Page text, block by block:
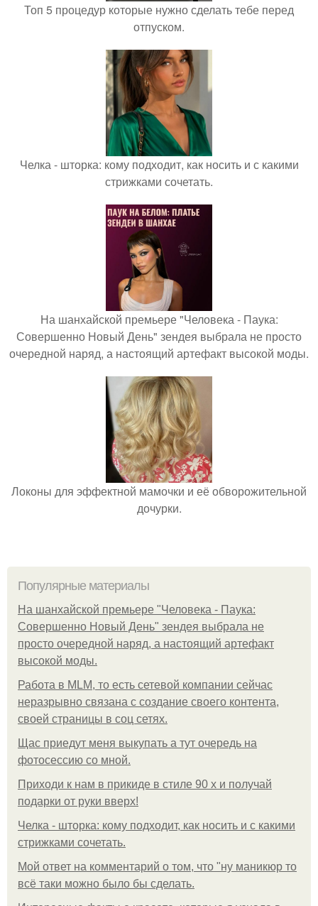
Топ 5 процедур которые нужно сделать тебе перед
отпуском.
Челка - шторка: кому подходит, как носить и с какими
стрижками сочетать.
На шанхайской премьере "Человека - Паука:
Совершенно Новый День" зендея выбрала не просто
очередной наряд, а настоящий артефакт высокой моды.
Локоны для эффектной мамочки и её обворожительной
дочурки.
Популярные материалы
На шанхайской премьере "Человека - Паука:
Совершенно Новый День" зендея выбрала не
просто очередной наряд, а настоящий артефакт
высокой моды.
Работа в MLM, то есть сетевой компании сейчас
неразрывно связана с создание своего контента,
своей страницы в соц сетях.
Щас приедут меня выкупать а тут очередь на
фотосессию со мной.
Приходи к нам в прикиде в стиле 90 х и получай
подарки от руки вверх!
Челка - шторка: кому подходит, как носить и с какими
стрижками сочетать.
Мой ответ на комментарий о том, что "ну маникюр то
всё таки можно было бы сделать.